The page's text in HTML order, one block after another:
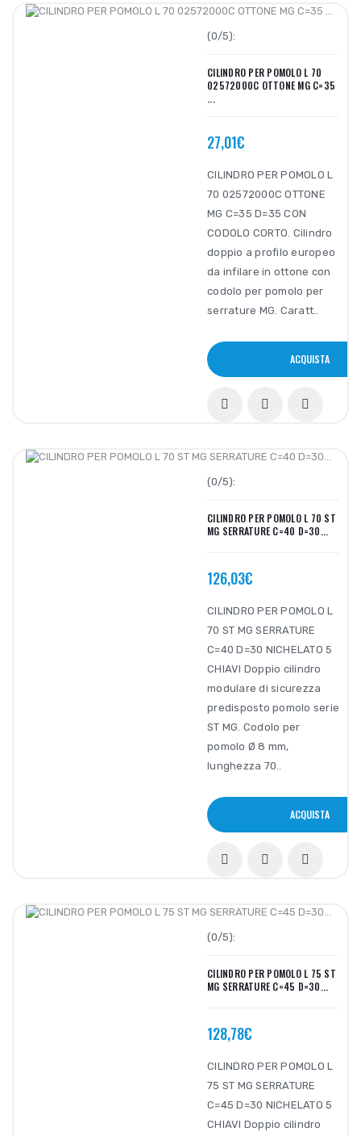
(0/5):
CILINDRO PER POMOLO L 70
02572000C OTTONE MG C=35
...
27,01€
CILINDRO PER POMOLO L
70 02572000C OTTONE
MG C=35 D=35 CON
CODOLO CORTO. Cilindro
doppio a profilo europeo
da infilare in ottone con
codolo per pomolo per
serrature MG. Caratt..
ACQUISTA
(0/5):
CILINDRO PER POMOLO L 70 ST
MG SERRATURE C=40 D=30...
126,03€
CILINDRO PER POMOLO L
70 ST MG SERRATURE
C=40 D=30 NICHELATO 5
CHIAVI Doppio cilindro
modulare di sicurezza
predisposto pomolo serie
ST MG. Codolo per
pomolo Ø 8 mm,
lunghezza 70..
ACQUISTA
(0/5):
CILINDRO PER POMOLO L 75 ST
MG SERRATURE C=45 D=30...
128,78€
CILINDRO PER POMOLO L
75 ST MG SERRATURE
C=45 D=30 NICHELATO 5
CHIAVI Doppio cilindro